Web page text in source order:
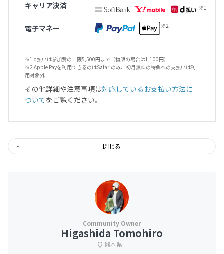
キャリア決済
電子マネー
※1 d払いは参加費の上限5,500円まで（物販の場合は1,100円）
※2 Apple Payを利用できるのはSafariのみ、初月無料の特典への支払いは利
用対象外
その他詳細や注意事項は対応しているお支払い方法に
ついてをご覧ください。
閉じる
Higashida Tomohiro
熊本県